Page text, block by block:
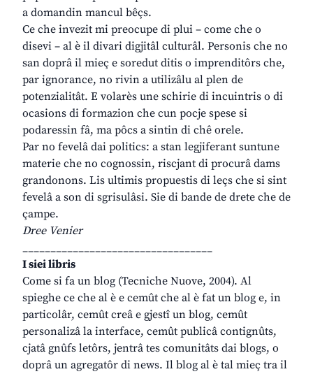
a domandin mancul bêçs.
Ce che invezit mi preocupe di plui – come che o
disevi – al è il divari digjitâl culturâl. Personis che no
san doprâ il mieç e soredut ditis o imprenditôrs che,
par ignorance, no rivin a utilizâlu al plen de
potenzialitât. E volarès une schirie di incuintris o di
ocasions di formazion che cun pocje spese si
podaressin fâ, ma pôcs a sintin di chê orele.
Par no fevelâ dai politics: a stan legjiferant suntune
materie che no cognossin, riscjant di procurâ dams
grandonons. Lis ultimis propuestis di leçs che si sint
fevelâ a son di sgrisulâsi. Sie di bande de drete che de
çampe.
Dree Venier
__________________________________
I siei libris
Come si fa un blog (Tecniche Nuove, 2004). Al
spieghe ce che al è e cemût che al è fat un blog e, in
particolâr, cemût creâ e gjestî un blog, cemût
personalizâ la interface, cemût publicâ contignûts,
cjatâ gnûfs letôrs, jentrâ tes comunitâts dai blogs, o
doprâ un agregatôr di news. Il blog al è tal mieç tra il